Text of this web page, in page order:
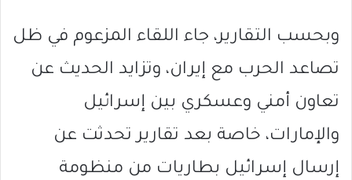
وبحسب التقارير، جاء اللقاء المزعوم في ظل
تصاعد الحرب مع إيران، وتزايد الحديث عن
تعاون أمني وعسكري بين إسرائيل
والإمارات، خاصة بعد تقارير تحدثت عن
إرسال إسرائيل بطاريات من منظومة